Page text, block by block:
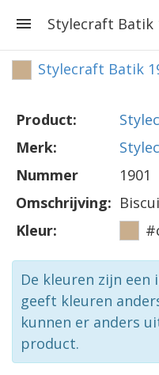
Stylecraft Batik
Stylecraft Batik
Product:
Merk:
Nummer
1901
Omschrijving:
Kleur:
De kleuren zijn een
geeft kleuren
kunnen er anders
product.